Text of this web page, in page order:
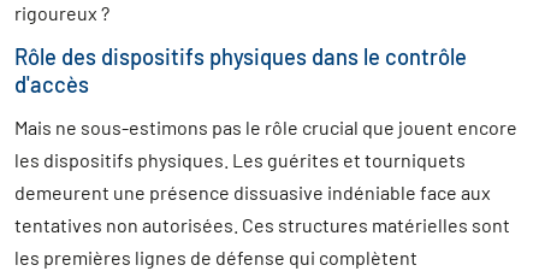
rigoureux ?
Rôle des dispositifs physiques dans le contrôle
d'accès
Mais ne sous-estimons pas le rôle crucial que jouent encore
les dispositifs physiques. Les guérites et tourniquets
demeurent une présence dissuasive indéniable face aux
tentatives non autorisées. Ces structures matérielles sont
les premières lignes de défense qui complètent